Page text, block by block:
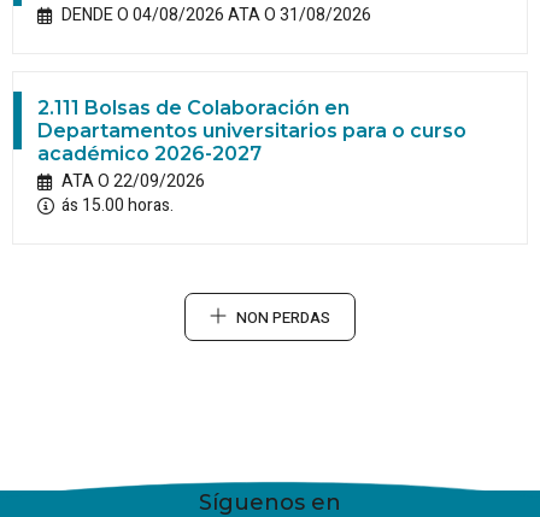
DENDE O 04/08/2026 ATA O 31/08/2026
2.111 Bolsas de Colaboración en
Departamentos universitarios para o curso
académico 2026-2027
ATA O 22/09/2026
ás 15.00 horas.
NON PERDAS
Síguenos en